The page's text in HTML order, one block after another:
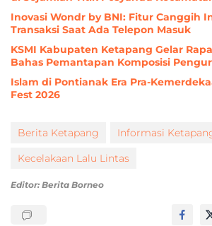
Inovasi Wondr by BNI: Fitur Canggih
Transaksi Saat Ada Telepon Masuk
KSMI Kabupaten Ketapang Gelar
Bahas Pemantapan Komposisi
Islam di Pontianak Era Pra-
Fest 2026
Berita Ketapang
Informasi
Kecelakaan Lalu Lintas
Editor: Berita Borneo